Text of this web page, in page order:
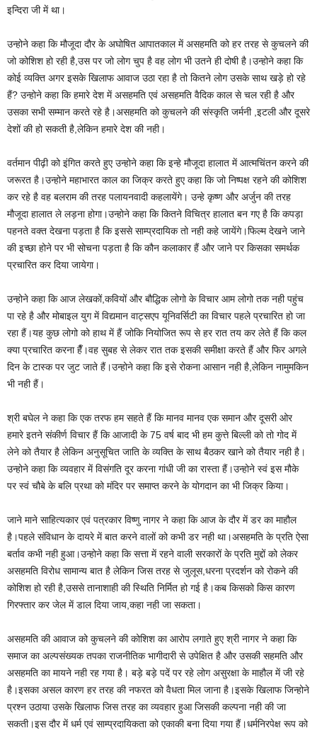
इन्दिरा जी में था।
उन्होने कहा कि मौजूदा दौर के अघोषित आपातकाल में असहमति को हर तरह से कुचलने की
जो कोशिश हो रही है,उस पर जो लोग चुप है वह लोग भी उतने ही दोषी है।उन्होने कहा कि
कोई व्यक्ति अगर इसके खिलाफ आवाज उठा रहा है तो कितने लोग उसके साथ खड़े हो रहे
हैं? उन्होने कहा कि हमारे देश में असहमति एवं असहमति वैदिक काल से चल रही है और
उसका सभी सम्मान करते रहे है।असहमति को कुचलने की संस्कृति जर्मनी ,इटली और दूसरे
देशों की हो सकती है,लेकिन हमारे देश की नही।
वर्तमान पीढ़ी को इंगित करते हुए उन्होने कहा कि इन्हे मौजूदा हालात में आत्मचिंतन करने की
जरूरत है।उन्होने महाभारत काल का जिक्र करते हुए कहा कि जो निष्पक्ष रहने की कोशिश
कर रहे है वह बलराम की तरह पलायनवादी कहलायेंगे। उन्हे कृष्ण और अर्जुन की तरह
मौजूदा हालात ले लड़ना होगा।उन्होने कहा कि कितने विचित्र हालात बन गए है कि कपड़ा
पहनते वक्त देखना पड़ता है कि इससे साम्प्रदायिक तो नही कहे जायेंगे।फिल्म देखने जाने
की इच्छा होने पर भी सोचना पड़ता है कि कौन कलाकार हैं और जाने पर किसका समर्थक
प्रचारित कर दिया जायेगा।
उन्होने कहा कि आज लेखकों,कवियों और बौद्धिक लोगो के विचार आम लोगो तक नही पहुंच
पा रहे है और मोबाइल युग में विद्यमान वाट्सएप यूनिवर्सिटी का विचार पहले प्रचारित हो जा
रहा हैं।यह कुछ लोगो को हाथ में हैं जोकि नियोजित रूप से हर रात तय कर लेते हैं कि कल
क्या प्रचारित करना हैँ।वह सुबह से लेकर रात तक इसकी समीक्षा करते हैं और फिर अगले
दिन के टास्क पर जुट जाते हैं।उन्होने कहा कि इसे रोकना आसान नही है,लेकिन नामुमकिन
भी नही हैं।
श्री बघेल ने कहा कि एक तरफ हम सहते हैं कि मानव मानव एक समान और दूसरी ओर
हमारे इतने संकीर्ण विचार हैं कि आजादी के 75 वर्ष बाद भी हम कुत्ते बिल्ली को तो गोद में
लेने को तैयार है लेकिन अनुसूचित जाति के व्यक्ति के साथ बैठकर खाने को तैयार नही है।
उन्होने कहा कि व्यवहार में विसंगति दूर करना गांधी जी का रास्ता हैं।उन्होने स्वं इस मौके
पर स्वं चौबे के बलि प्रथा को मंदिर पर समाप्त करने के योगदान का भी जिक्र किया।
जाने माने साहित्यकार एवं पत्रकार विष्णु नागर ने कहा कि आज के दौर में डर का माहौल
है।पहले संविधान के दायरे में बात करने वालों को कभी डर नही था।असहमति के प्रति ऐसा
बर्ताव कभी नही हुआ।उन्होने कहा कि सत्ता में रहने वाली सरकारों के प्रति मुद्दों को लेकर
असहमति विरोध सामान्य बात है लेकिन जिस तरह से जुलूस,धरना प्रदर्शन को रोकने की
कोशिश हो रही है,उससे तानाशाही की स्थिति निर्मित हो गई है।कब किसको किस कारण
गिरफ्तार कर जेल में डाल दिया जाय,कहा नही जा सकता।
असहमति की आवाज को कुचलने की कोशिश का आरोप लगाते हुए श्री नागर ने कहा कि
समाज का अल्पसंख्यक तपका राजनीतिक भागीदारी से उपेक्षित है और उसकी सहमति और
असहमति का मायने नही रह गया है। बड़े बड़े पदें पर रहे लोग असुरक्षा के माहौल में जी रहे
है।इसका असल कारण हर तरह की नफरत को वैधता मिल जाना है।इसके खिलाफ जिन्होने
प्रश्न उठाया उसके खिलाफ जिस तरह का व्यवहार हुआ जिसकी कल्पना नही की जा
सकती।इस दौर में धर्म एवं साम्प्रदायिकता को एकाकी बना दिया गया हैं।धर्मनिरपेक्ष रूप को